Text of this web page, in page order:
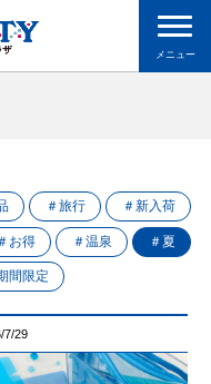
メニュー
＃旅行 ＃新入荷
＃お得 ＃温泉 ＃夏
間限定
7/29